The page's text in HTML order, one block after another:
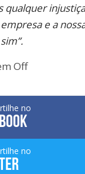
qualquer
e a
Off
no
no